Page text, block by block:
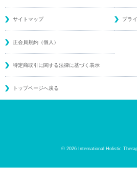
サイトマップ プラ
正会員規約（個人）
特定商取引に関する法律に基づく表示
トップページへ戻る
© 2026 International Holistic